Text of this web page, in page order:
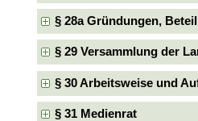
§ 28a Gründungen,
§ 29 Versammlung der
§ 30 Arbeitsweise und
§ 31 Medienrat